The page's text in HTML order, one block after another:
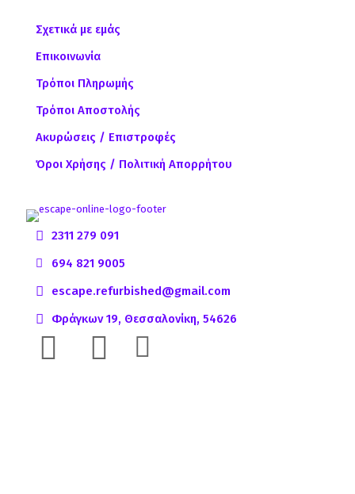
Σχετικά με εμάς
Επικοινωνία
Τρόποι Πληρωμής
Τρόποι Αποστολής
Ακυρώσεις / Επιστροφές
Όροι Χρήσης / Πολιτική Απορρήτου
2311 279 091
694 821 9005
escape.refurbished@gmail.com
Φράγκων 19, Θεσσαλονίκη, 54626